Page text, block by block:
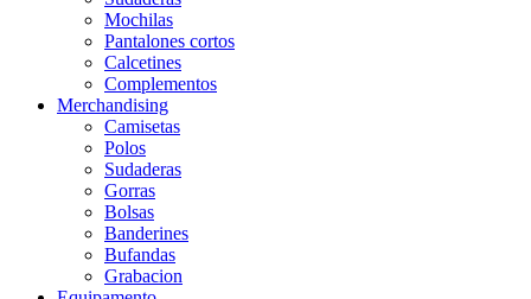
Mochilas
Pantalones cortos
Calcetines
Complementos
Merchandising
Camisetas
Polos
Sudaderas
Gorras
Bolsas
Banderines
Bufandas
Grabacion